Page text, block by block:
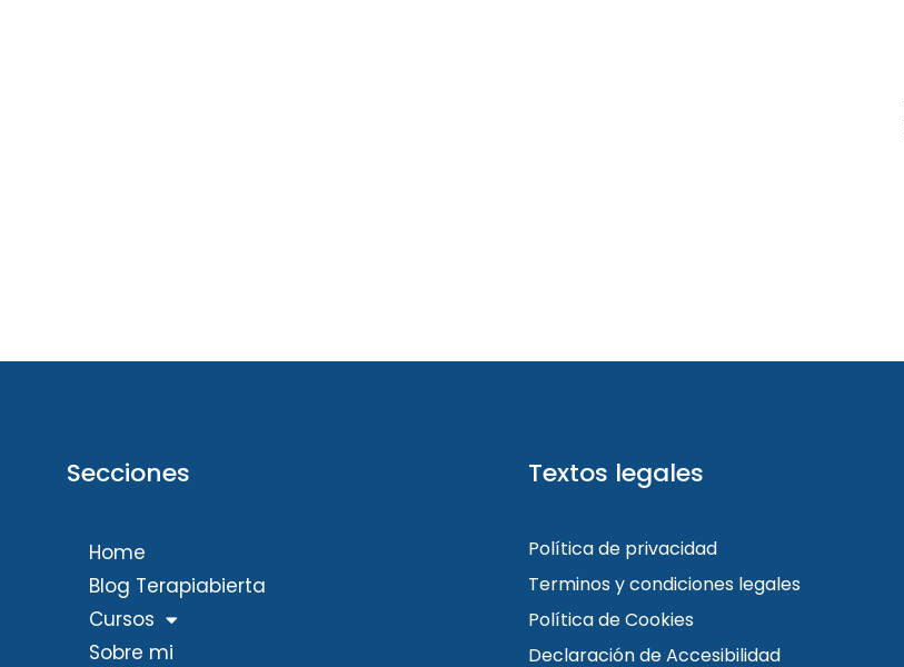
Secciones
Home
Blog Terapiabierta
Cursos
Sobre mi
Textos legales
Política de privacidad
Terminos y condiciones legales
Política de Cookies
Declaración de Accesibilidad